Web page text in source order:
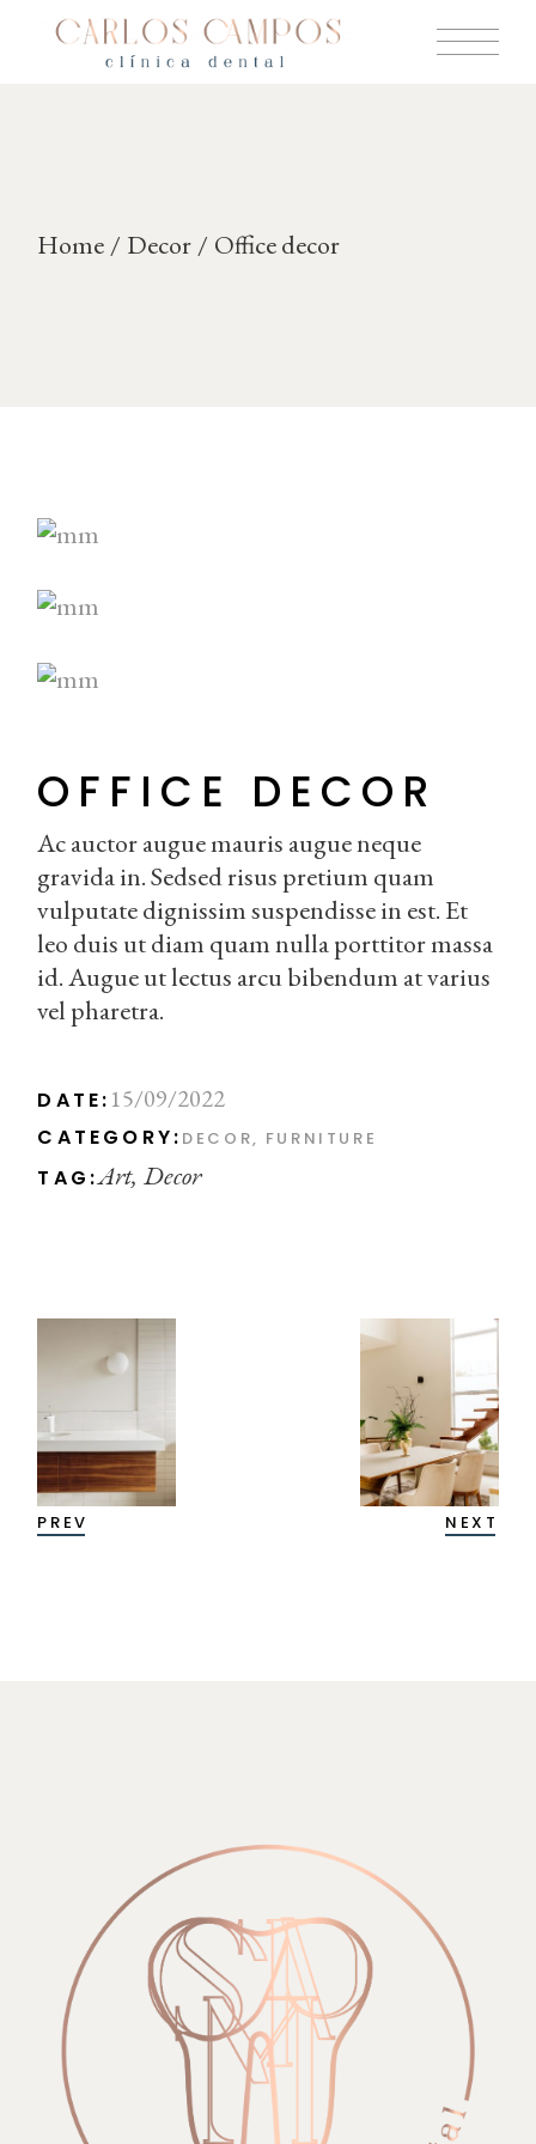
Home Decor Office decor
OFFICE DECOR
Ac auctor augue mauris augue neque
gravida in. Sedsed risus pretium quam
vulputate dignissim suspendisse in est. Et
leo duis ut diam quam nulla porttitor massa
id. Augue ut lectus arcu bibendum at varius
vel pharetra.
DATE: 15/09/2022
CATEGORY: DECOR FURNITURE
TAG:Art Decor
PREV NEXT